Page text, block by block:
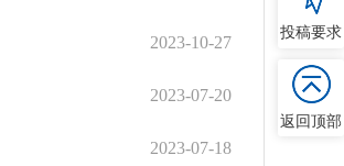
2023-10-27
2023-07-20
2023-07-18
投稿要求
返回顶部